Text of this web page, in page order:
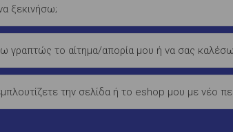
ξεκινήσω;
γραπτώς το αίτημα/απορία μου ή να σας
την σελίδα ή το eshop μου με νέο